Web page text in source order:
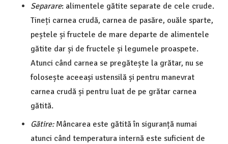
Separare: alimentele gătite separate de cele crude.
Tineți carnea crudă, carnea de pasăre, ouăle sparte,
peștele și fructele de mare departe de alimentele
gătite dar și de fructele și legumele proaspete.
Atunci când carnea se pregătește la grătar, nu se
folosește aceeași ustensilă și pentru manevrat
carnea crudă și pentru luat de pe grătar carnea
gătită.
Gătire:Mâncarea este gătită în siguranță numai
atunci când temperatura internă este suficient de